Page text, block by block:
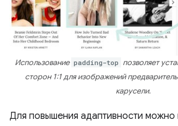
Использование padding-top позволяет
сторон 1:1 для изображений
карусели.
Для повышения адаптивности можно